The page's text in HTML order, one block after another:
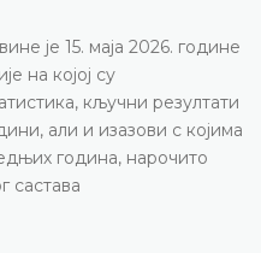
је 15. маја 2026. године
на којој су
кључни резултати
али и изазови с којима
година, нарочито
састава